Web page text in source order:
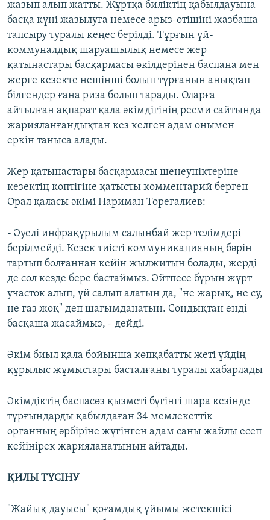
жазып алып жатты. Жұртқа биліктің қабылдауына
басқа күні жазылуға немесе арыз-өтішіні жазбаша
тапсыру туралы кеңес берілді. Тұрғын үй-
коммуналдық шаруашылық немесе жер
қатынастары басқармасы өкілдерінен баспана мен
жерге кезекте нешінші болып тұрғанын анықтап
білгендер ғана риза болып тарады. Оларға
айтылған ақпарат қала әкімдігінің ресми сайтында
жарияланғандықтан кез келген адам онымен
еркін таныса алады.
Жер қатынастары басқармасы шенеуніктеріне
кезектің көптігіне қатысты комментарий берген
Орал қаласы әкімі Нариман Төреғалиев:
- Әуелі инфрақұрылым салынбай жер телімдері
берілмейді. Кезек тиісті коммуникацияның бәрін
тартып болғаннан кейін жылжитын болады, жерді
де сол кезде бере бастаймыз. Әйтпесе бұрын жұрт
участок алып, үй салып алатын да, "не жарық, не су,
не газ жоқ" деп шағымданатын. Сондықтан енді
басқаша жасаймыз, - дейді.
Әкім биыл қала бойынша көпқабатты жеті үйдің
құрылыс жұмыстары басталғаны туралы хабарлады
Әкімдіктің баспасөз қызметі бүгінгі шара кезінде
тұрғындарды қабылдаған 34 мемлекеттік
органның әрбіріне жүгінген адам саны жайлы есеп
кейінірек жарияланатынын айтады.
ҚИЛЫ ТҮСІНУ
"Жайық дауысы" қоғамдық ұйымы жетекшісі